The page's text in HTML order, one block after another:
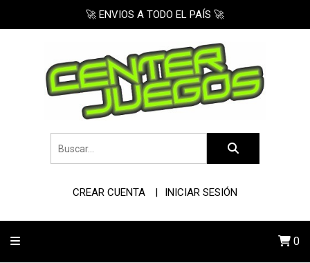
🚀 ENVIOS A TODO EL PAÍS 🚀
CREAR CUENTA INICIAR SESIÓN
0